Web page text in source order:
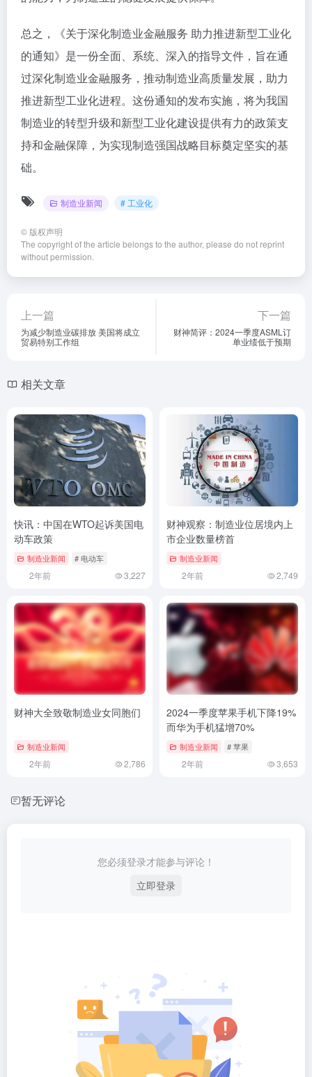
总之，《关于深化制造业金融服务 助力推进新型工业化
的通知》是一份全面、系统、深入的指导文件，旨在通
过深化制造业金融服务，推动制造业高质量发展，助力
推进新型工业化进程。这份通知的发布实施，将为我国
制造业的转型升级和新型工业化建设提供有力的政策支
持和金融保障，为实现制造强国战略目标奠定坚实的基
础。
制造业新闻 # 工业化
© 版权声明
The copyright of the article belongs to the author, please do not reprint
without permission.
上一篇
为减少制造业碳排放 美国将成立
贸易特别工作组
下一篇
财神简评：2024一季度ASML订
单业绩低于预期
相关文章
快讯：中国在WTO起诉美国电
动车政策
制造业新闻 # 电动车
2年前 3,227
财神观察：制造业位居境内上
市企业数量榜首
制造业新闻
2年前 2,749
财神大全致敬制造业女同胞们
制造业新闻
2年前 2,786
2024一季度苹果手机下降19%
而华为手机猛增70%
制造业新闻 # 苹果
2年前 3,653
暂无评论
您必须登录才能参与评论！
立即登录